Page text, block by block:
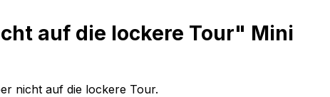
auf die lockere Tour" Mini
nicht auf die lockere Tour.